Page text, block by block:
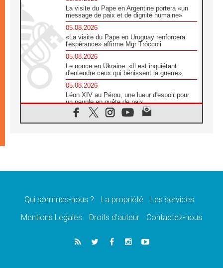
La visite du Pape en Argentine portera «un
message de paix et de dignité humaine»
05.08.2026
«La visite du Pape en Uruguay renforcera
l'espérance» affirme Mgr Tróccoli
05.08.2026
Le nonce en Ukraine: «Il est inquiétant
d'entendre ceux qui bénissent la guerre»
05.08.2026
Léon XIV au Pérou, une lueur d'espoir pour
un peuple en quête de paix
05.08.2026
SCEAM: L'Église en Afrique vers
en Argentine et au Pérou
Audience générale: la prière est un acte
04.08.2026
Léon XIV invite les Chevaliers de Colomb à
Qui sommes-nous ? La propriété
Les services
Mentions Legales
Droits d’auteur Contactez-nous